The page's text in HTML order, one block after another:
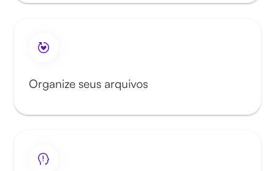
Organize seus arquivos